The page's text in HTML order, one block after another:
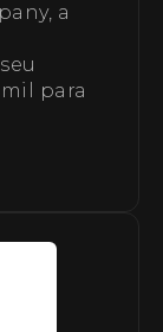
a
para